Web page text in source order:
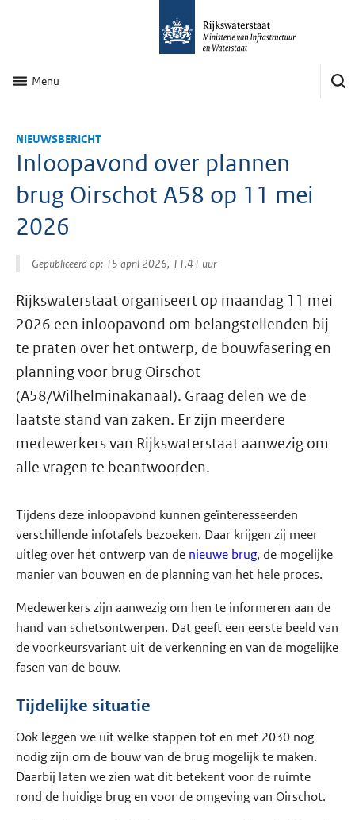
Menu
NIEUWSBERICHT
Inloopavond over plannen
brug Oirschot A58 op 11 mei
2026
Gepubliceerd op: 15 april 2026, 11.41 uur
Rijkswaterstaat organiseert op maandag 11 mei
2026 een inloopavond om belangstellenden bij
te praten over het ontwerp, de bouwfasering en
planning voor brug Oirschot
(A58/Wilhelminakanaal). Graag delen we de
laatste stand van zaken. Er zijn meerdere
medewerkers van Rijkswaterstaat aanwezig om
alle vragen te beantwoorden.
Tijdens deze inloopavond kunnen geïnteresseerden
verschillende infotafels bezoeken. Daar krijgen zij meer
uitleg over het ontwerp van de nieuwe brug, de mogelijke
manier van bouwen en de planning van het hele proces.
Medewerkers zijn aanwezig om hen te informeren aan de
hand van schetsontwerpen. Dat geeft een eerste beeld van
de voorkeursvariant uit de verkenning en van de mogelijke
fasen van de bouw.
Tijdelijke situatie
Ook leggen we uit welke stappen tot en met 2030 nog
nodig zijn om de bouw van de brug mogelijk te maken.
Daarbij laten we zien wat dit betekent voor de ruimte
rond de huidige brug en voor de omgeving van Oirschot.